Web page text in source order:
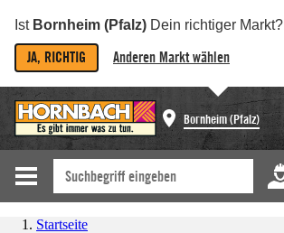
Ist Bornheim (Pfalz) Dein richtiger Markt?
JA, RICHTIG Anderen Markt wählen
Bornheim (Pfalz)
Startseite